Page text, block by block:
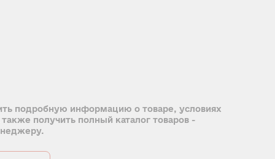
подробную информацию о товаре, условиях
получить полный каталог товаров -